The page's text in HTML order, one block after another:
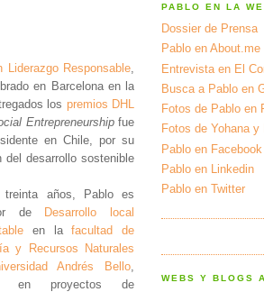
Liderazgo Responsable
en Barcelona en la
los premios DHL
Entrepreneurshipfue
en Chile, por su
desarrollo sostenible
años, Pablo es
de Desarrollo local
en lafacultad de
y Recursos Naturales
Andrés Bello
en proyectos de
PABLO EN LA
Dossier de Prensa
Pablo en About.me
Entrevista en El
Busca a Pablo en
Fotos de Pablo en
Fotos de Yohana y
Pablo en Facebook
Pablo en Linkedin
Pablo en Twitter
WEBS Y BLOGS